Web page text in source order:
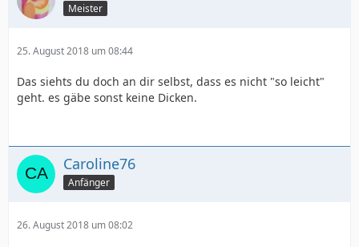
Meister
25. August 2018 um 08:44
Das siehts du doch an dir selbst, dass es nicht "so leicht"
geht. es gäbe sonst keine Dicken.
Caroline76
Anfänger
26. August 2018 um 08:02